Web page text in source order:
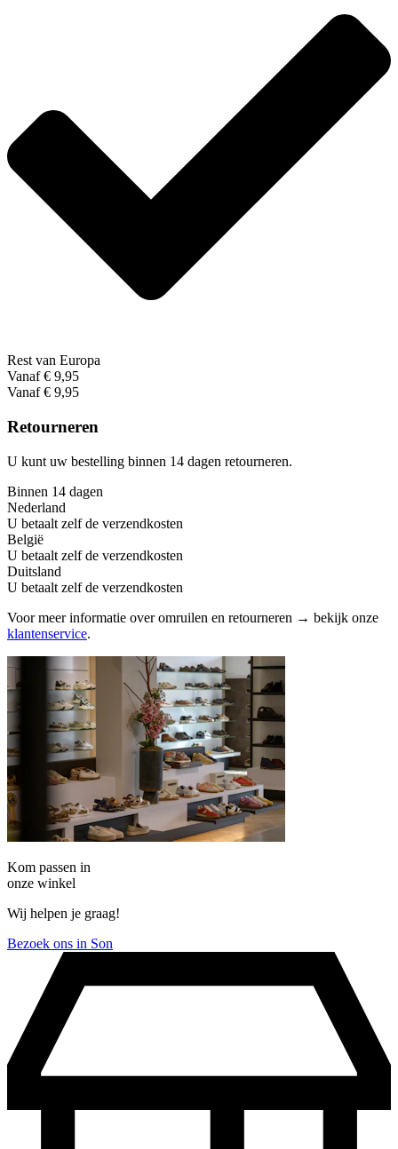
Rest van Europa
Vanaf € 9,95
Vanaf € 9,95
Retourneren
U kunt uw bestelling binnen 14 dagen retourneren.
Binnen 14 dagen
Nederland
U betaalt zelf de verzendkosten
België
U betaalt zelf de verzendkosten
Duitsland
U betaalt zelf de verzendkosten
Voor meer informatie over omruilen en retourneren → bekijk onze
klantenservice.
Kom passen in
onze winkel
Wij helpen je graag!
Bezoek ons in Son